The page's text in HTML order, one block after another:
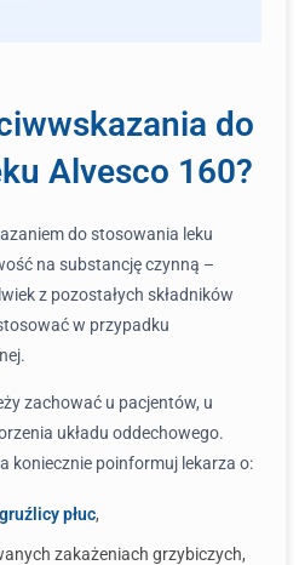
do
Alvesco 160?
do stosowania leku
na substancję czynną –
z pozostałych składników
w przypadku
zachować u pacjentów, u
układu oddechowego.
koniecznie poinformuj lekarza o:
gruźlicy płuc,
zakażeniach grzybiczych,